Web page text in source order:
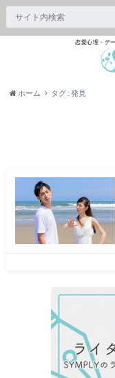
恋愛心理・デ
ホーム タグ : 発見